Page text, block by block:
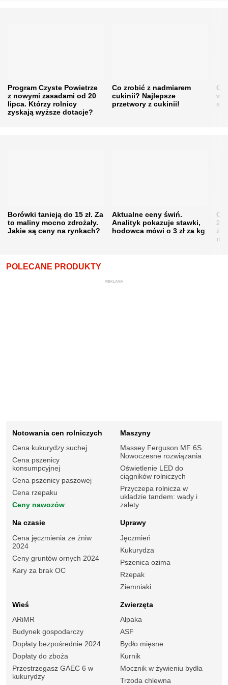
Program Czyste Powietrze
z nowymi zasadami od 20
lipca. Którzy rolnicy
zyskają wyższe dotacje?
Co zrobić z nadmiarem
cukinii? Najlepsze
przetwory z cukinii!
w
Borówki tanieją do 15 zł. Za
to maliny mocno zdrożały.
Jakie są ceny na rynkach?
Aktualne ceny świń.
Analityk pokazuje stawki,
hodowca mówi o 3 zł za kg
POLECANE PRODUKTY
REKLAMA
Notowania cen rolniczych
Cena kukurydzy suchej
Cena pszenicy
konsumpcyjnej
Cena pszenicy paszowej
Cena rzepaku
Ceny nawozów
Maszyny
Massey Ferguson MF 6S.
Nowoczesne rozwiązania
Oświetlenie LED do
ciągników rolniczych
Przyczepa rolnicza w
układzie tandem: wady i
zalety
Na czasie
Cena jęczmienia ze żniw
2024
Ceny gruntów ornych 2024
Kary za brak OC
Uprawy
Jęczmień
Kukurydza
Pszenica ozima
Rzepak
Ziemniaki
Wieś
ARiMR
Budynek gospodarczy
Dopłaty bezpośrednie 2024
Dopłaty do zboża
Przestrzegasz GAEC 6 w
kukurydzy
Zwierzęta
Alpaka
ASF
Bydło mięsne
Kurnik
Mocznik w żywieniu bydła
Trzoda chlewna